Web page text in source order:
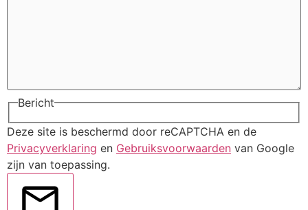
Bericht
Deze site is beschermd door reCAPTCHA en de
Privacyverklaring en Gebruiksvoorwaarden van Google
zijn van toepassing.